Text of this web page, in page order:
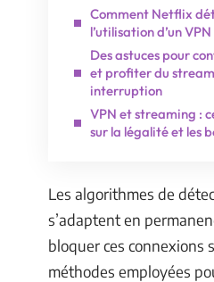
Comment Netflix
l’utilisation d’un VPN
Des astuces pour
et profiter du
interruption
VPN et streaming :
sur la légalité et les
Les algorithmes de
s’adaptent en
bloquer ces connexions
méthodes employées